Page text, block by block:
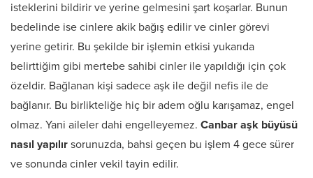
isteklerini bildirir ve yerine gelmesini şart koşarlar. Bunun
bedelinde ise cinlere akik bağış edilir ve cinler görevi
yerine getirir. Bu şekilde bir işlemin etkisi yukarıda
belirttiğim gibi mertebe sahibi cinler ile yapıldığı için çok
özeldir. Bağlanan kişi sadece aşk ile değil nefis ile de
bağlanır. Bu birlikteliğe hiç bir adem oğlu karışamaz, engel
olmaz. Yani aileler dahi engelleyemez. Canbar aşk büyüsü
nasıl yapılır sorunuzda, bahsi geçen bu işlem 4 gece sürer
ve sonunda cinler vekil tayin edilir.